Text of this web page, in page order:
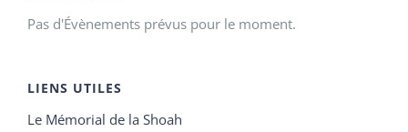
Pas d'Évènements prévus pour le moment.
LIENS UTILES
Le Mémorial de la Shoah